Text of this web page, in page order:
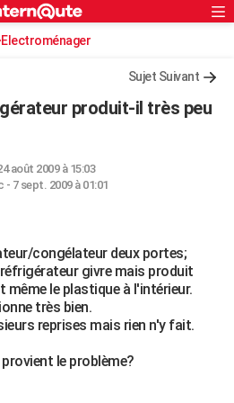
S'inscrire
Electroménager
Sujet Suivant
produit-il très peu
août 2009 à 15:03
- 7 sept. 2009 à 01:01
congélateur deux portes;
givre mais produit
même le plastique à l'intérieur.
très bien.
reprises mais rien n'y fait.
le problème?